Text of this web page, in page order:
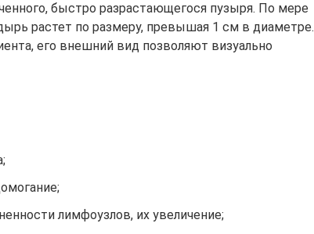
быстро разрастающегося пузыря. По мере
растет по размеру, превышая 1 см в диаметре.
его внешний вид позволяют визуально
лимфоузлов, их увеличение;